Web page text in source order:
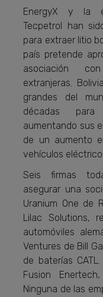
EnergyX y la
Tecpetrol han
para extraer litio
país pretende
asociación
extranjeras.
grandes del
décadas para
aumentando sus
de un aumento
vehículos
Seis firmas
asegurar una
Uranium One de
Lilac Solutions,
automóviles
Ventures de Bill
de baterías
Fusion
Ninguna de las